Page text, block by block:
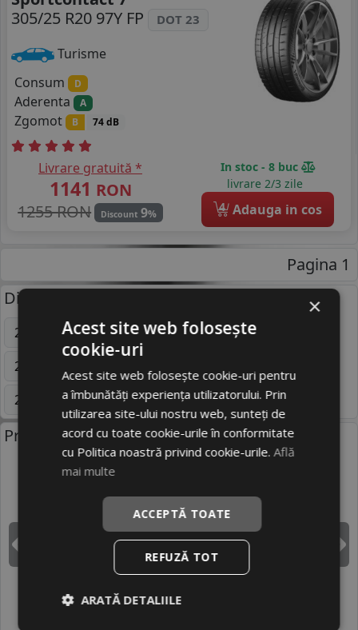
305/25 R20 97Y FP
DOT 23
Turisme
Consum
D
Aderenta A
Zgomot B 74 dB
Livrare gratuită *
1141 RON
1255 RON
Discount 9%
In stoc - 8 buc
livrare 2/3 zile
4 Adauga in cos
Pagina 1
Dimensiuni uzuale anvelope:
205/55 R16 195/65 R15
225/45 R17
225/50 R18
245/50 R18
255/35 R18 Mai multe
Producatori anvelope:
BRIDGESTONE CONTINENTAL
DUNLOP GOODYEAR
HANKOOK
Inapoi
×
Acest site web folosește
cookie-uri
Acest site web folosește cookie-uri pentru
a îmbunătăți experiența utilizatorului. Prin
utilizarea site-ului nostru web, sunteți de
acord cu toate cookie-urile în conformitate
cu Politica noastră privind cookie-urile.Află
mai multe
ACCEPTĂ TOATE
REFUZĂ TOT
ARATĂ DETALIILE